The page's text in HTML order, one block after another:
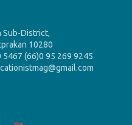
Sub-District,
10280
5467 (66)0 95 269 9245